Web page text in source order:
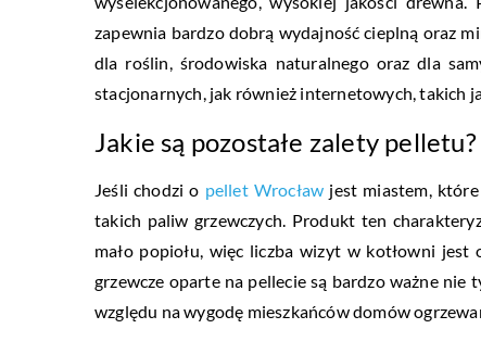
zapewnia bardzo dobrą wydajność cieplną oraz
dla roślin, środowiska naturalnego oraz dla
stacjonarnych, jak również internetowych, takich
Jakie są pozostałe zalety pelletu?
Jeśli chodzi o pellet Wrocław jest miastem,
takich paliw grzewczych. Produkt ten
mało popiołu, więc liczba wizyt w kotłowni
grzewcze oparte na pellecie są bardzo ważne nie
względu na wygodę mieszkańców domów